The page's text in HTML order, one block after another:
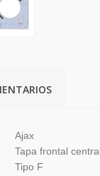
Ajax
Tapa frontal
Tipo F